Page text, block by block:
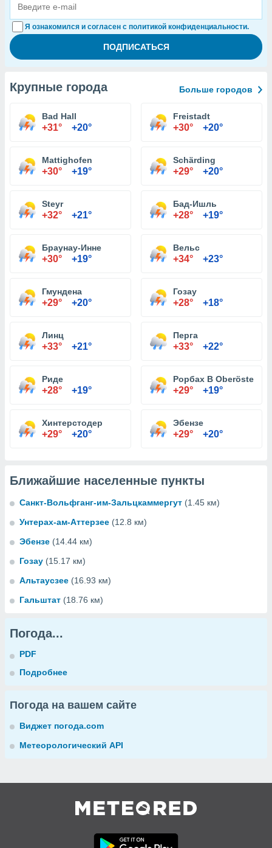
Я ознакомился и согласен с политикой конфиденциальности.
Крупные города Больше городов
Bad Hall
+31° +20°
Freistadt
+30° +20°
Mattighofen
+30° +19°
Schärding
+29° +20°
Steyr
+32° +21°
Бад-Ишль
+28° +19°
Браунау-Инне
+30° +19°
Вельс
+34° +23°
Гмундена
+29° +20°
Гозау
+28° +18°
Линц
+33° +21°
Перга
+33° +22°
Риде
+28° +19°
Рорбах В
+29° +19°
Хинтерстодер
+29° +20°
Эбензе
+29° +20°
Ближайшие населенные пункты
Санкт-Вольфганг-им-Зальцкаммергут (1.45 км)
Унтерах-ам-Аттерзее (12.8 км)
Эбензе (14.44 км)
Гозау (15.17 км)
Альтаусзее (16.93 км)
Гальштат (18.76 км)
Погода...
PDF
Подробнее
Погода на вашем сайте
Виджет погода.com
Метеорологический API